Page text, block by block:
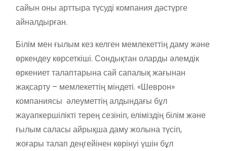
сайын оны арттыра түсуді компания дәстүрге
айналдырған.
Білім мен ғылым кез келген мемлекеттің даму және
өркендеу көрсеткіші. Сондықтан оларды әлемдік
өркениет талаптарына сай сапалық жағынан
жақсарту – мемлекеттің міндеті. «Шеврон»
компаниясы әлеуметтің алдындағы бұл
жауапкершілікті терең сезініп, еліміздің білім және
ғылым саласы айрықша даму жолына түсіп,
жоғары талап деңгейінен көрінуі үшін бұл